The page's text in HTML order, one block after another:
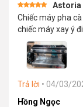
Được xếp
hạng55
sao
Astoria
Chiếc máy pha
chiếc máy xay ý
Trả lời • 04/03/
Hồng Ngọc